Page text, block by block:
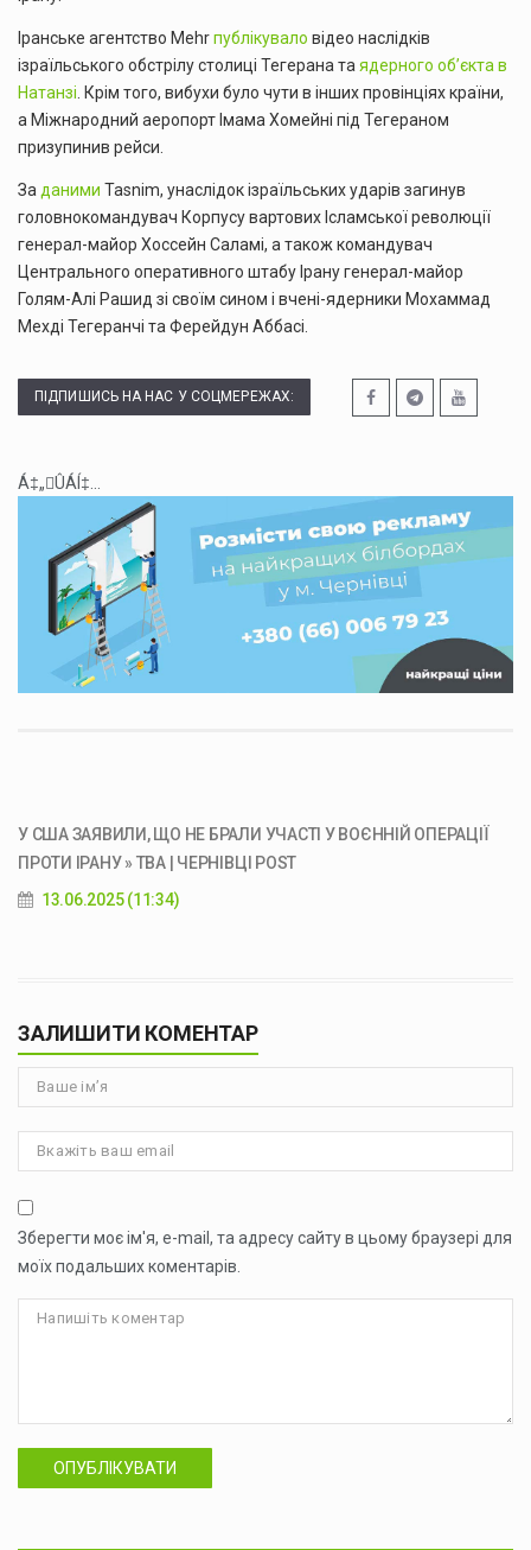
Іранське агентство Mehrпублікувало відео наслідків
ізраїльського обстрілу столиці Тегерана та ядерного об’єкта в
Натанзі . Крім того, вибухи було чути в інших провінціях країни,
а Міжнародний аеропорт Імама Хомейні під Тегераном
призупинив рейси.
За даними Tasnim, унаслідок ізраїльських ударів загинув
головнокомандувач Корпусу вартових Ісламської революції
генерал-майор Хоссейн Саламі, а також командувач
Центрального оперативного штабу Ірану генерал-майор
Голям-Алі Рашид зі своїм сином і вчені-ядерники Мохаммад
Мехді Тегеранчі та Ферейдун Аббасі.
ПІДПИШИСЬ НА НАС У СОЦМЕРЕЖАХ:
Á‡„ÛÁÍ‡...
У США ЗАЯВИЛИ, ЩО НЕ БРАЛИ УЧАСТІ У ВОЄННІЙ ОПЕРАЦІЇ
ПРОТИ ІРАНУ » ТВА | ЧЕРНІВЦІ POST
13.06.2025 (11:34)
ЗАЛИШИТИ КОМЕНТАР
Зберегти моє ім'я, e-mail, та адресу сайту в цьому браузері для
моїх подальших коментарів.
ОПУБЛІКУВАТИ